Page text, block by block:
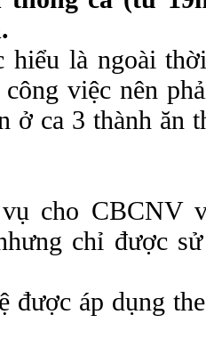
hiểu là ngoài
việc nên
ở ca 3 thành ăn
cho CBCNV
chỉ được
được áp dụng